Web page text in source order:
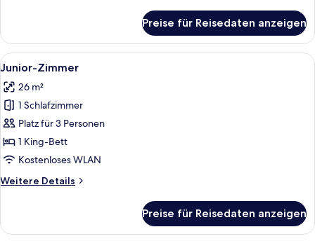
Doppelzimmer
Preise für Reisedaten anzeigen
Alle
Fotos
für
Junior-
Zimmer
anzeigen
Ein Hotelzimmer mit einem Bett,
7
Junior-Zimmer
26 m²
1 Schlafzimmer
Platz für 3 Personen
1 King-Bett
Kostenloses WLAN
Weitere Details
Weitere
Zimmer
Preise für Reisedaten anzeigen